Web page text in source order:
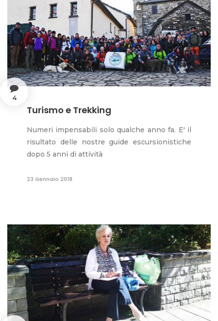
4
Turismo e Trekking
Numeri impensabili solo qualche anno fa. E' il
risultato delle nostre guide escursionistiche
dopo 5 anni di attività
23 Gennaio 2018